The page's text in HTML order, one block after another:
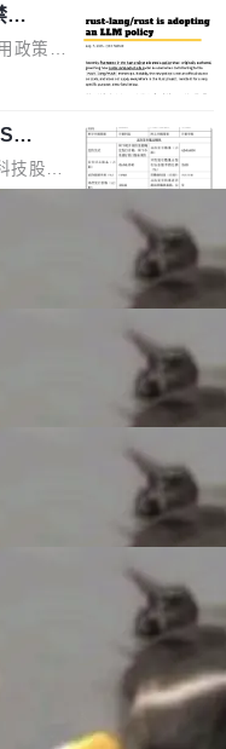
一互联
业进一
组数
，每周
试
95.
人类专
包装
的设
政策，
这不
采纳，
献最
：LLM
能用来
者本身
技股份
，杭
售对
，Dee
递同
拒绝包
获得
的发
维基百
Groki
成内
科网站
写 R
、